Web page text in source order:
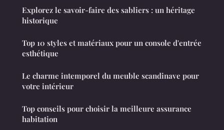
Explorez le savoir-faire des sabliers : un héritage
historique
Top 10 styles et matériaux pour un console d'entrée
esthétique
Le charme intemporel du meuble scandinave pour
votre intérieur
Top conseils pour choisir la meilleure assurance
habitation